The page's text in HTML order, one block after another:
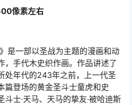
像素左右
是一部以圣战为主题的漫画和动
，手代木史织作画。作品讲述了
处年代的243年之前，上一代圣
篇登场的黄金圣斗士童虎和史
士·天马、天马的挚友·被哈迪斯